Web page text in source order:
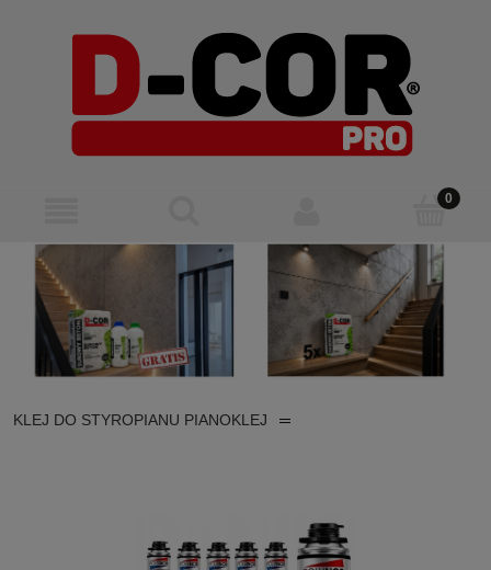
KLEJ DO STYROPIANU PIANOKLEJ